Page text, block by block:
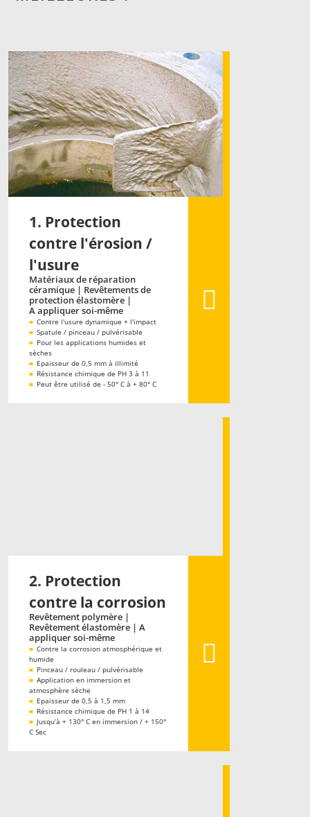
1. Protection
contre l'érosion /
l'usure
Matériaux de réparation
céramique | Revêtements de
protection élastomère |
A appliquer soi-même
■ Contre l'usure dynamique + l'impact
■ Spatule / pinceau / pulvérisable
■ Pour les applications humides et
sèches
■ Epaisseur de 0,5 mm à illimité
■ Résistance chimique de PH 3 à 11
■ Peut être utilisé de - 50° C à + 80° C
2. Protection
contre la corrosion
Revêtement polymère |
Revêtement élastomère | A
appliquer soi-même
■ Contre la corrosion atmosphérique et
humide
■ Pinceau / rouleau / pulvérisable
■ Application en immersion et
atmosphère sèche
■ Epaisseur de 0,5 à 1,5 mm
■ Résistance chimique de PH 1 à 14
■ Jusqu’à + 130° C en immersion / + 150°
C Sec